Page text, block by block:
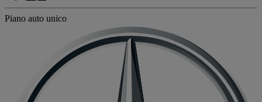
Piano auto unico